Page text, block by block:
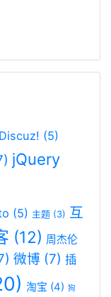
Discuz! (5)
jQuery
(5) 主题 (3) 互
(12) 周杰伦
微博 (7) 插
淘宝 (4) 狗